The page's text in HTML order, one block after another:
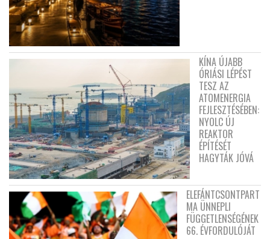
KÍNA ÚJABB
ÓRIÁSI LÉPÉST
TESZ AZ
ATOMENERGIA
FEJLESZTÉSÉBEN:
NYOLC ÚJ
REAKTOR
ÉPÍTÉSÉT
HAGYTÁK JÓVÁ
ELEFÁNTCSONTPART
MA ÜNNEPLI
FÜGGETLENSÉGÉNEK
66. ÉVFORDULÓJÁT